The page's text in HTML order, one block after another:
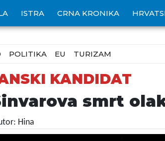
ISTRA CRNA KRONIKA
POLITIKA EU TURIZAM
KANDIDAT
smrt
Hina